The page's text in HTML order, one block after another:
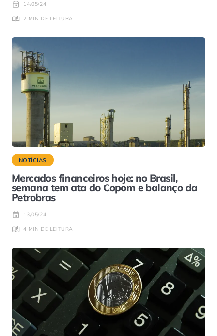
14/05/24
2 MIN DE LEITURA
NOTÍCIAS
Mercados financeiros hoje: no Brasil,
semana tem ata do Copom e balanço da
Petrobras
13/05/24
4 MIN DE LEITURA